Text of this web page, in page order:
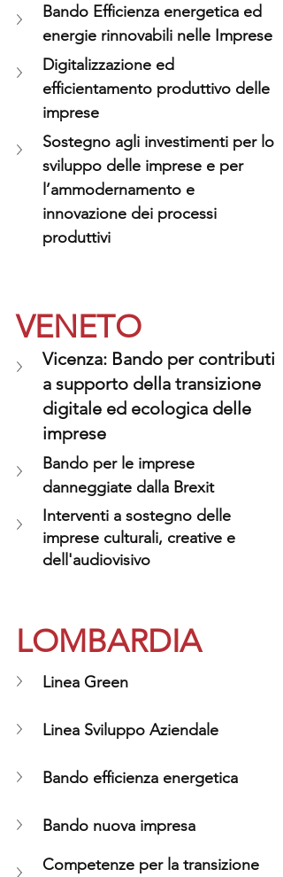
Bando Efficienza energetica ed
energie rinnovabili nelle Imprese
Digitalizzazione ed
efficientamento produttivo delle
imprese
Sostegno agli investimenti per lo
sviluppo delle imprese e per
l’ammodernamento e
innovazione dei processi
produttivi
VENETO
Vicenza: Bando per contributi
a supporto della transizione
digitale ed ecologica delle
imprese
Bando per le imprese
danneggiate dalla Brexit
Interventi a sostegno delle
imprese culturali, creative e
dell'audiovisivo
LOMBARDIA
Linea Green
Linea Sviluppo Aziendale
Bando efficienza energetica
Bando nuova impresa
Competenze per la transizione